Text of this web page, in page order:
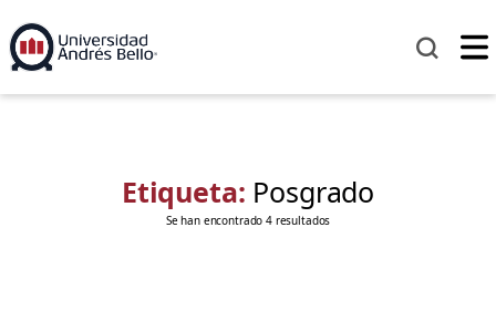
Etiqueta: Posgrado
Se han encontrado 4 resultados